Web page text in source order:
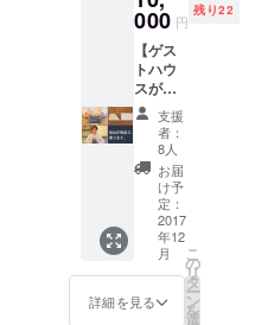
に届け
・本を
受け
取った
学生か
らお礼
の手紙
が届
く！ ・
あなた
に1冊本
が届
く！
方はご
連絡く
ださい
・あな
たに1冊
本が届
く！ ・
出版記
念イベ
ントへ
ご招待
(12月2
日に札
幌での
開催を
予定し
000 円
残り22
【ゲス
トハウ
スが好
き・柴
田と1時
間話を
希望の
方向
け】 ・
CAMPF
IREのプ
ロジェ
クト
ページ
に名前
支援
者：
8人
お届
け予
定：
2017
年12
月
詳細を見る
こ
の
リ
タ
ー
ン
を
選